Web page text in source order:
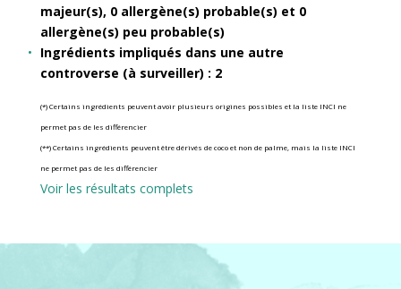
majeur(s), 0 allergène(s) probable(s) et 0
allergène(s) peu probable(s)
Ingrédients impliqués dans une autre
controverse (à surveiller) : 2
(*) Certains ingrédients peuvent avoir plusieurs origines possibles et la liste INCI ne
permet pas de les différencier
(**) Certains ingrédients peuvent être dérivés de coco et non de palme, mais la liste INCI
ne permet pas de les différencier
Voir les résultats complets